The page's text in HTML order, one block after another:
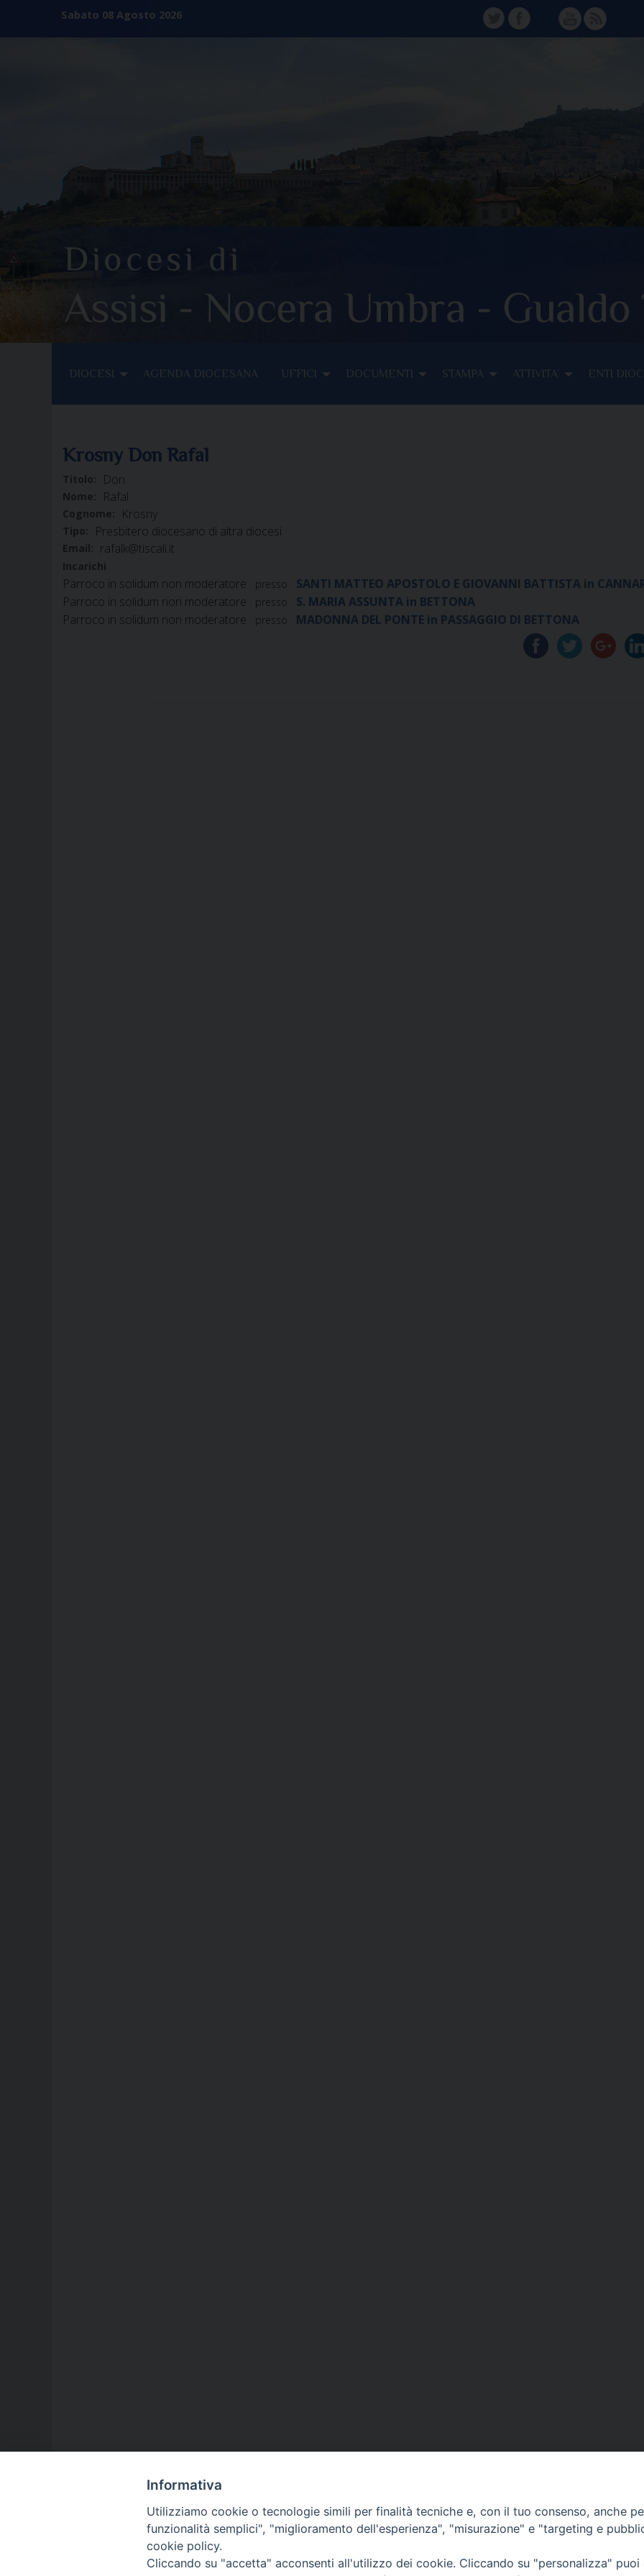
content
Sabato 08 Agosto 2026
TW FB Instagram
YT FD
DIOCESI AGENDA DIOCESANA UFFICI DOCUMENTI STAMPA ATTIVITA’ ENTI
Krosny Don Rafal
Titolo: Don
Nome: Rafal
Cognome: Krosny
Tipo: Presbitero diocesano di altra diocesi
Email: rafalk@tiscali.it
Incarichi
Parroco in solidum non moderatore presso
SANTI MATTEO APOSTOLO E GIOVANNI BATTISTA in
Parroco in solidum non moderatore
presso
S. MARIA ASSUNTA in BETTONA
Parroco in solidum non moderatore
presso MADONNA DEL PONTE in PASSAGGIO DI BETTONA
Informativa
Utilizziamo cookie o tecnologie simili per finalità tecniche e, con il tuo consenso, anche
funzionalità semplici", "miglioramento dell'esperienza", "misurazione" e "targeting e
cookie policy.
Cliccando su "accetta" acconsenti all'utilizzo dei cookie. Cliccando su "personalizza"